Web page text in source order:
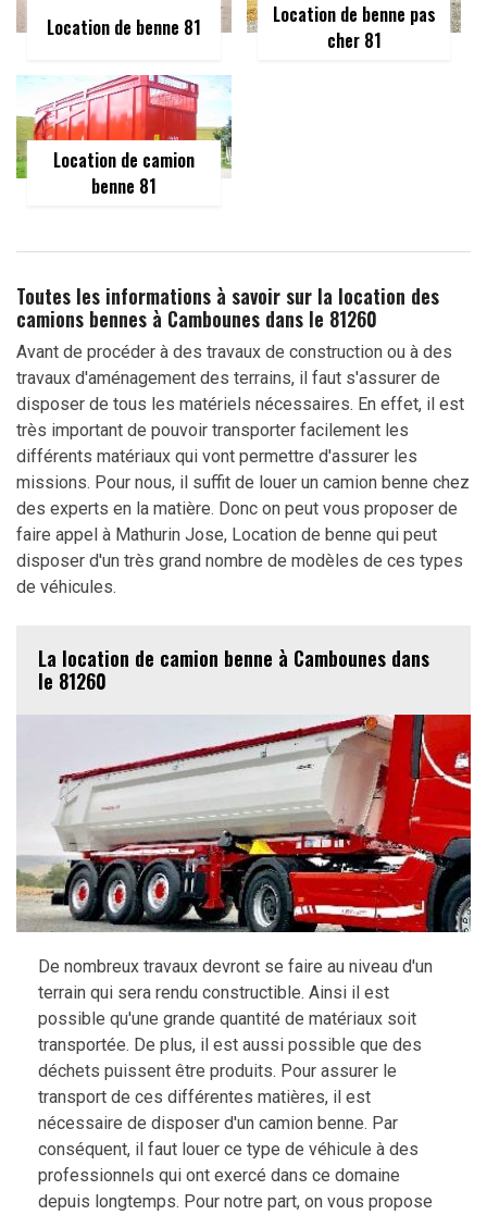
Location de benne 81
Location de benne pas
cher 81
Location de camion
benne 81
Toutes les informations à savoir sur la location des
camions bennes à Cambounes dans le 81260
Avant de procéder à des travaux de construction ou à des
travaux d'aménagement des terrains, il faut s'assurer de
disposer de tous les matériels nécessaires. En effet, il est
très important de pouvoir transporter facilement les
différents matériaux qui vont permettre d'assurer les
missions. Pour nous, il suffit de louer un camion benne chez
des experts en la matière. Donc on peut vous proposer de
faire appel à Mathurin Jose, Location de benne qui peut
disposer d'un très grand nombre de modèles de ces types
de véhicules.
La location de camion benne à Cambounes dans
le 81260
De nombreux travaux devront se faire au niveau d'un
terrain qui sera rendu constructible. Ainsi il est
possible qu'une grande quantité de matériaux soit
transportée. De plus, il est aussi possible que des
déchets puissent être produits. Pour assurer le
transport de ces différentes matières, il est
nécessaire de disposer d'un camion benne. Par
conséquent, il faut louer ce type de véhicule à des
professionnels qui ont exercé dans ce domaine
depuis longtemps. Pour notre part, on vous propose